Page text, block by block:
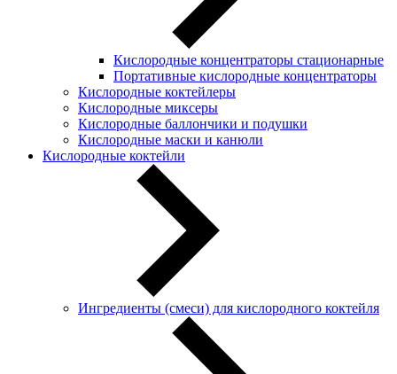
Кислородные концентраторы стационарные
Портативные кислородные концентраторы
Кислородные коктейлеры
Кислородные миксеры
Кислородные баллончики и подушки
Кислородные маски и канюли
Кислородные коктейли
Ингредиенты (смеси) для кислородного коктейля